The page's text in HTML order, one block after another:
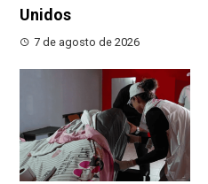
Unidos
7 de agosto de 2026